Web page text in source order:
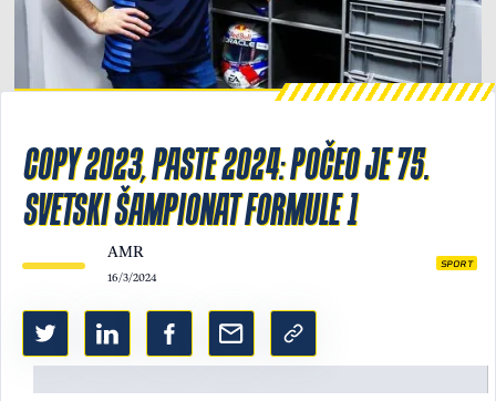
Light/Dark mode
COPY 2023, PASTE 2024: POČEO JE 75.
SVETSKI ŠAMPIONAT FORMULE 1
AMR
16/3/2024
SPORT